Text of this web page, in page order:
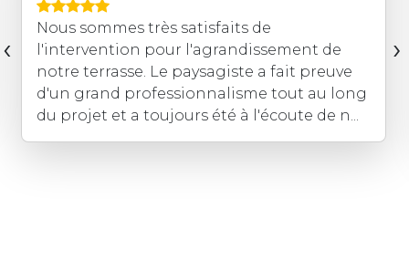
travaux de clôture et portail motorisé avec
équipement visiophone. nous sommes
ravis par la prestation réalisée. L'ensemble
de l'équipe a particulièrement le soucis du
détail et la satisfaction du cli...
‹ ›